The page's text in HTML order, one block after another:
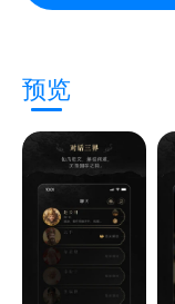
预览